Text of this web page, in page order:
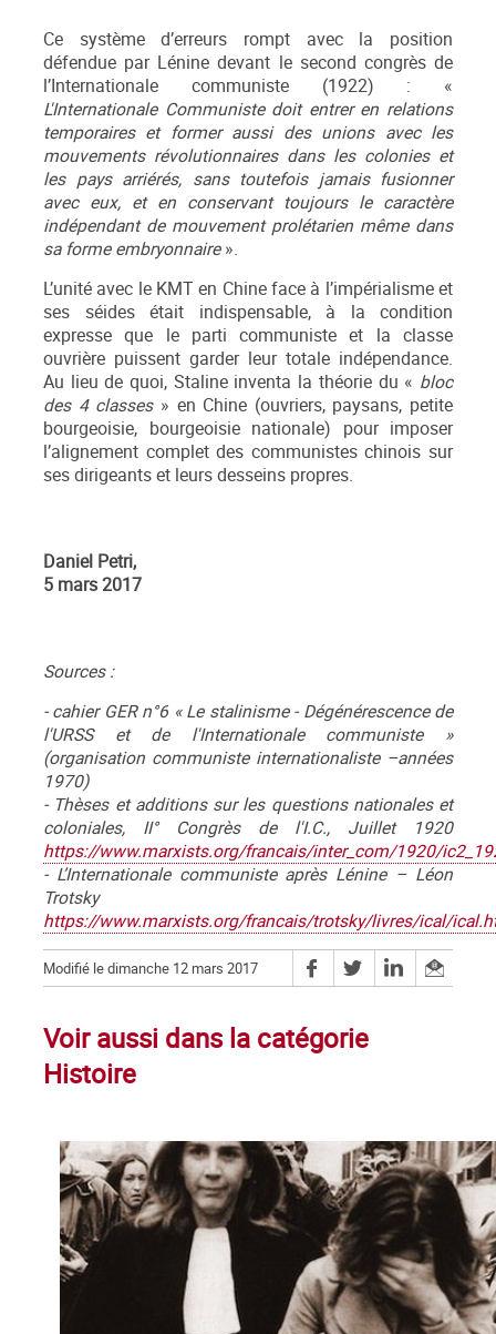
Ce système d’erreurs rompt avec la position
défendue par Lénine devant le second congrès de
l’Internationale communiste (1922) : «
L'Internationale Communiste doit entrer en relations
temporaires et former aussi des unions avec les
mouvements révolutionnaires dans les colonies et
les pays arriérés, sans toutefois jamais fusionner
avec eux, et en conservant toujours le caractère
indépendant de mouvement prolétarien même dans
sa forme embryonnaire».
L’unité avec le KMT en Chine face à l’impérialisme et
ses séides était indispensable, à la condition
expresse que le parti communiste et la classe
ouvrière puissent garder leur totale indépendance.
Au lieu de quoi, Staline inventa la théorie du « bloc
des 4 classes» en Chine (ouvriers, paysans, petite
bourgeoisie, bourgeoisie nationale) pour imposer
l’alignement complet des communistes chinois sur
ses dirigeants et leurs desseins propres.
Daniel Petri,
5 mars 2017
Sources :
- cahier GER n°6 « Le stalinisme - Dégénérescence de
l'URSS et de l'Internationale communiste »
(organisation communiste internationaliste –années
1970)
- Thèses et additions sur les questions nationales et
coloniales, II° Congrès de l'I.C., Juillet 1920
https://www.marxists.org/francais/inter_com/1920/
- L’Internationale communiste après Lénine – Léon
Trotsky
https://www.marxists.org/francais/trotsky/livres/ical/
Modifié le dimanche 12 mars 2017
Voir aussi dans la catégorie
Histoire